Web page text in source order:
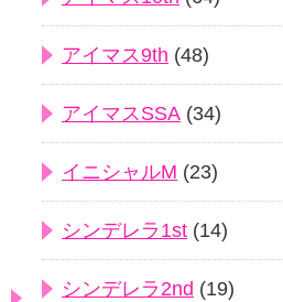
アイマス9th (48)
アイマスSSA (34)
イニシャルM (23)
シンデレラ1st (14)
シンデレラ2nd (19)